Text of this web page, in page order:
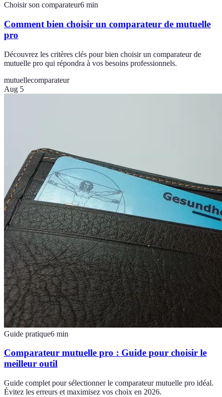
Choisir son comparateur6 min
Comment bien choisir un comparateur de mutuelle
pro
Découvrez les critères clés pour bien choisir un comparateur de
mutuelle pro qui répondra à vos besoins professionnels.
mutuellecomparateur
Aug 5
Guide pratique6 min
Comparateur mutuelle pro : Guide pour choisir le
meilleur outil
Guide complet pour sélectionner le comparateur mutuelle pro idéal.
Évitez les erreurs et maximisez vos choix en 2026.